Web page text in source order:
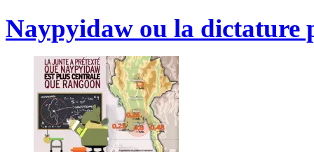
Naypyidaw ou la dictature